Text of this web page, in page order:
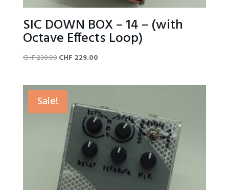
SIC DOWN BOX – 14 – (with
Octave Effects Loop)
CHF230.00Original
CHF 230.00.
CHF 229.00Current
Sale!